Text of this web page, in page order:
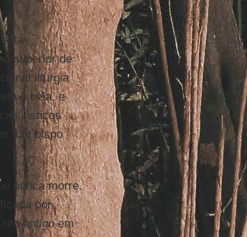
está
superior de
liturgia
e bela, e
, um bispo
nunca morre.
por
antigo em